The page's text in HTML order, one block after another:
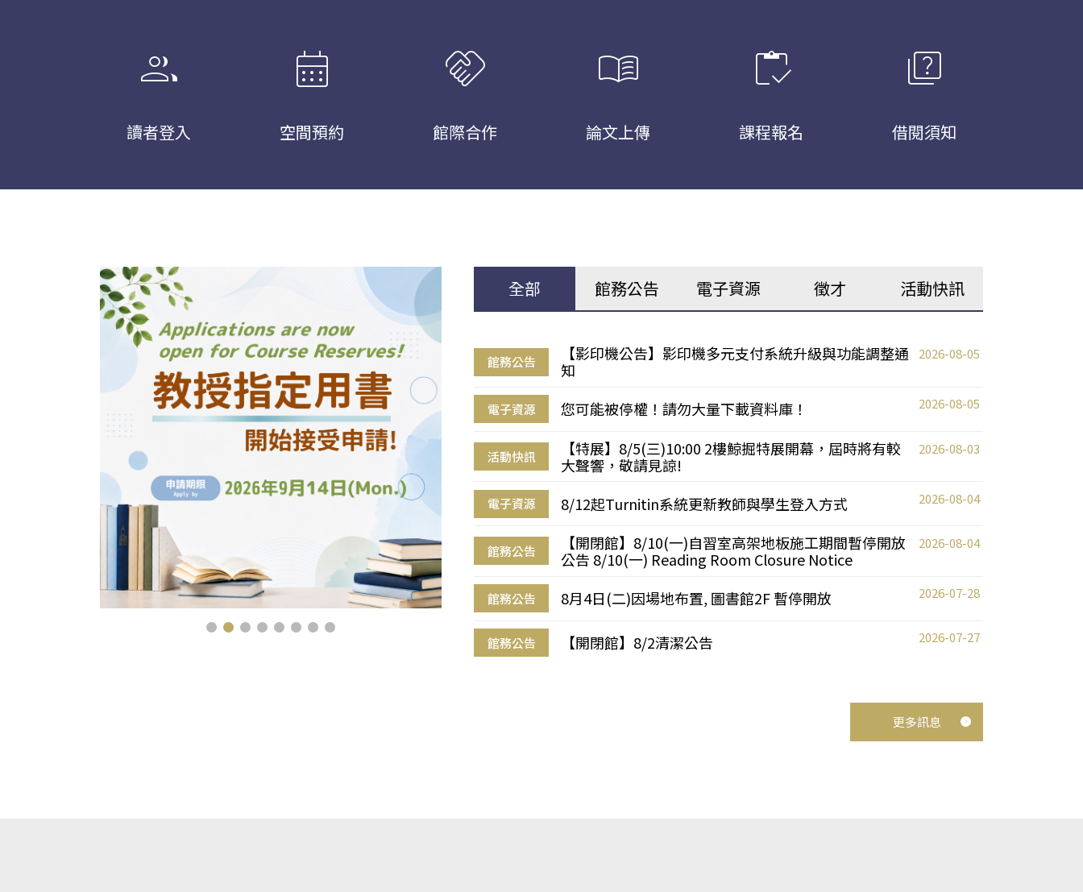
group
讀者登入
calendar_month
空間預約
handshake
館際合作
menu_book
論文上傳
inventory
課程報名
quiz
借閱須知
全部 館務公告 電子資源 徵才 活動快訊
館務公告
【影印機公告】影印機多元支付系統升級與功能調整通
知
2026-08-05
電子資源 您可能被停權！請勿大量下載資料庫！ 2026-08-05
活動快訊
【特展】8/5(三)10:00 2樓鯨掘特展開幕，屆時將有較
大聲響，敬請見諒!
2026-08-03
電子資源 8/12起Turnitin系統更新教師與學生登入方式 2026-08-04
館務公告
【開閉館】8/10(一)自習室高架地板施工期間暫停開放
公告 8/10(一) Reading Room Closure Notice
2026-08-04
館務公告 8月4日(二)因場地布置, 圖書館2F 暫停開放 2026-07-28
館務公告 【開閉館】8/2清潔公告 2026-07-27
更多訊息